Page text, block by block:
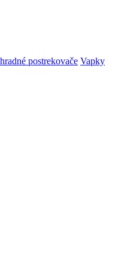
postrekovače Vapky